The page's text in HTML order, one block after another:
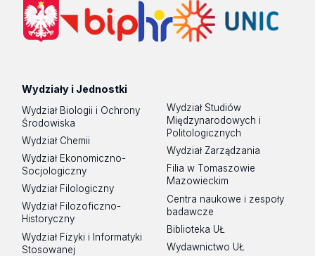
Wydziały i Jednostki
Wydział Biologii i Ochrony
Środowiska
Wydział Chemii
Wydział Ekonomiczno-
Socjologiczny
Wydział Filologiczny
Wydział Filozoficzno-
Historyczny
Wydział Fizyki i Informatyki
Stosowanej
Wydział Studiów
Międzynarodowych i
Politologicznych
Wydział Zarządzania
Filia w Tomaszowie
Mazowieckim
Centra naukowe i zespoły
badawcze
Biblioteka UŁ
Wydawnictwo UŁ